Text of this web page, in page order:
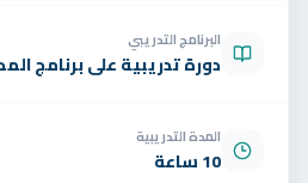
البرنامج التدريبي
دورة تدريبية على برنامج
المدة التدريبية
10 ساعة